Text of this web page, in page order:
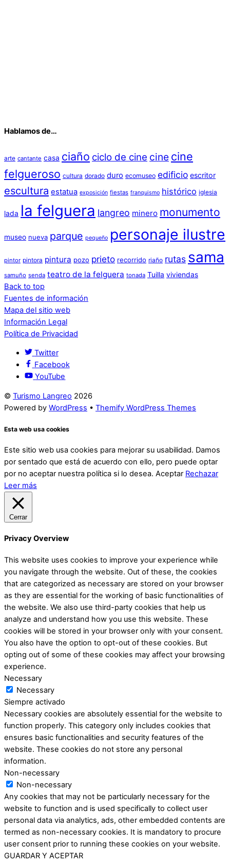
Hablamos de…
arte cantante casa ciaño ciclo de cine cine cine
felgueroso cultura dorado duro ecomuseo edificio escritor
escultura estatua exposición fiestas franquismo histórico iglesia
lada la felguera langreo minero monumento
museo nueva parque pequeño personaje ilustre
pintor pintora pintura pozo prieto recorrido riaño rutas sama
samuño senda teatro de la felguera tonada Tuilla viviendas
Back to top
Fuentes de información
Mapa del sitio web
Información Legal
Política de Privacidad
Twitter
Facebook
YouTube
© Turismo Langreo 2026
Powered by WordPress • Themify WordPress Themes
Esta web usa cookies
Este sitio web usa cookies para mejorar su usabilidad. Damos
por sentado que está de acuerdo con ello, pero puede optar
por no aceptar nuestra política si lo desea. Aceptar Rechazar
Leer más
Cerrar
Privacy Overview
This website uses cookies to improve your experience while
you navigate through the website. Out of these, the cookies
that are categorized as necessary are stored on your browser
as they are essential for the working of basic functionalities of
the website. We also use third-party cookies that help us
analyze and understand how you use this website. These
cookies will be stored in your browser only with your consent.
You also have the option to opt-out of these cookies. But
opting out of some of these cookies may affect your browsing
experience.
Necessary
Necessary
Siempre activado
Necessary cookies are absolutely essential for the website to
function properly. This category only includes cookies that
ensures basic functionalities and security features of the
website. These cookies do not store any personal
information.
Non-necessary
Non-necessary
Any cookies that may not be particularly necessary for the
website to function and is used specifically to collect user
personal data via analytics, ads, other embedded contents are
termed as non-necessary cookies. It is mandatory to procure
user consent prior to running these cookies on your website.
GUARDAR Y ACEPTAR